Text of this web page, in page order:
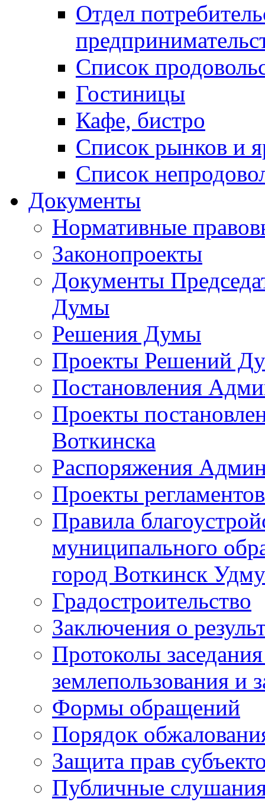
Отдел
Список
Гостиницы
Кафе, бистро
Cписок рынков и
Список
Документы
Нормативные
Законопроекты
Документы
Думы
Решения Думы
Проекты Решений
Постановления
Проекты
Воткинска
Распоряжения
Проекты
Правила
муниципального
город Воткинск
Градостроительство
Заключения о
Протоколы
землепользования и
Формы обращений
Порядок
Защита прав
Публичные